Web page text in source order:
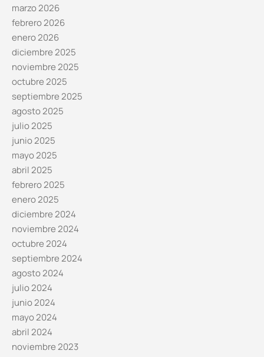
marzo 2026
febrero 2026
enero 2026
diciembre 2025
noviembre 2025
octubre 2025
septiembre 2025
agosto 2025
julio 2025
junio 2025
mayo 2025
abril 2025
febrero 2025
enero 2025
diciembre 2024
noviembre 2024
octubre 2024
septiembre 2024
agosto 2024
julio 2024
junio 2024
mayo 2024
abril 2024
noviembre 2023